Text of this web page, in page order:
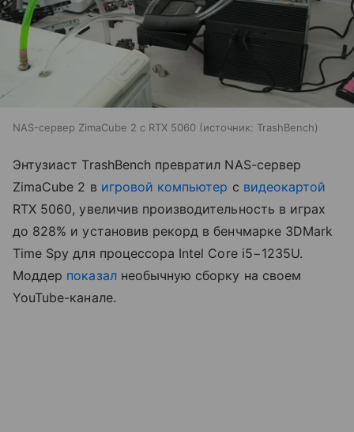
NAS-сервер ZimaCube 2 с RTX 5060 источник: TrashBench
Энтузиаст TrashBench превратил NAS-сервер
ZimaCube 2 в игровой компьютер с видеокартой
RTX 5060, увеличив производительность в играх
до 828% и установив рекорд в бенчмарке 3DMark
Time Spy для процессора Intel Core i5−1235U.
Моддер показалнеобычную сборку на своем
YouTube-канале.